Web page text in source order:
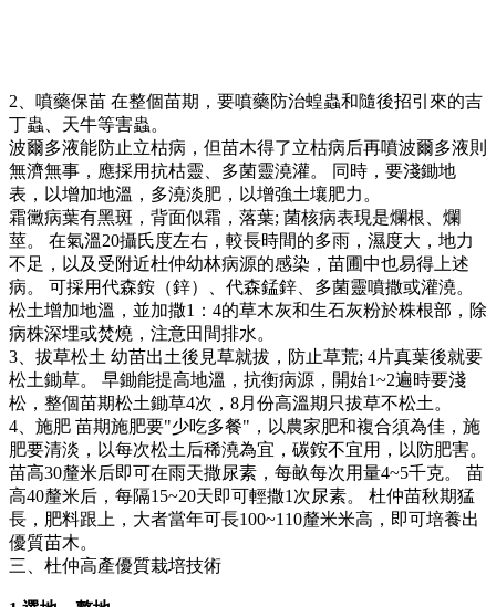
2、噴藥保苗 在整個苗期，要噴藥防治蝗蟲和隨後招引來的吉
丁蟲、天牛等害蟲。
波爾多液能防止立枯病，但苗木得了立枯病后再噴波爾多液則
無濟無事，應採用抗枯靈、多菌靈澆灌。 同時，要淺鋤地
表，以增加地溫，多澆淡肥，以增強土壤肥力。
霜黴病葉有黑斑，背面似霜，落葉; 菌核病表現是爛根、爛
莖。 在氣溫20攝氏度左右，較長時間的多雨，濕度大，地力
不足，以及受附近杜仲幼林病源的感染，苗圃中也易得上述
病。 可採用代森銨（鋅）、代森錳鋅、多菌靈噴撒或灌澆。
松土增加地溫，並加撒1：4的草木灰和生石灰粉於株根部，除
病株深埋或焚燒，注意田間排水。
3、拔草松土 幼苗出土後見草就拔，防止草荒; 4片真葉後就要
松土鋤草。 早鋤能提高地溫，抗衡病源，開始1~2遍時要淺
松，整個苗期松土鋤草4次，8月份高溫期只拔草不松土。
4、施肥 苗期施肥要"少吃多餐"，以農家肥和複合須為佳，施
肥要清淡，以每次松土后稀澆為宜，碳銨不宜用，以防肥害。
苗高30釐米后即可在雨天撒尿素，每畝每次用量4~5千克。 苗
高40釐米后，每隔15~20天即可輕撒1次尿素。 杜仲苗秋期猛
長，肥料跟上，大者當年可長100~110釐米米高，即可培養出
優質苗木。
三、杜仲高產優質栽培技術